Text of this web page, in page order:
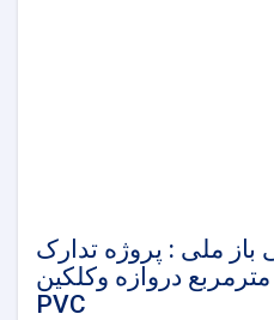
ملی : پروژه تدارک
خریداری ونصب 231 مترمربع دروازه وکلکین
PVC